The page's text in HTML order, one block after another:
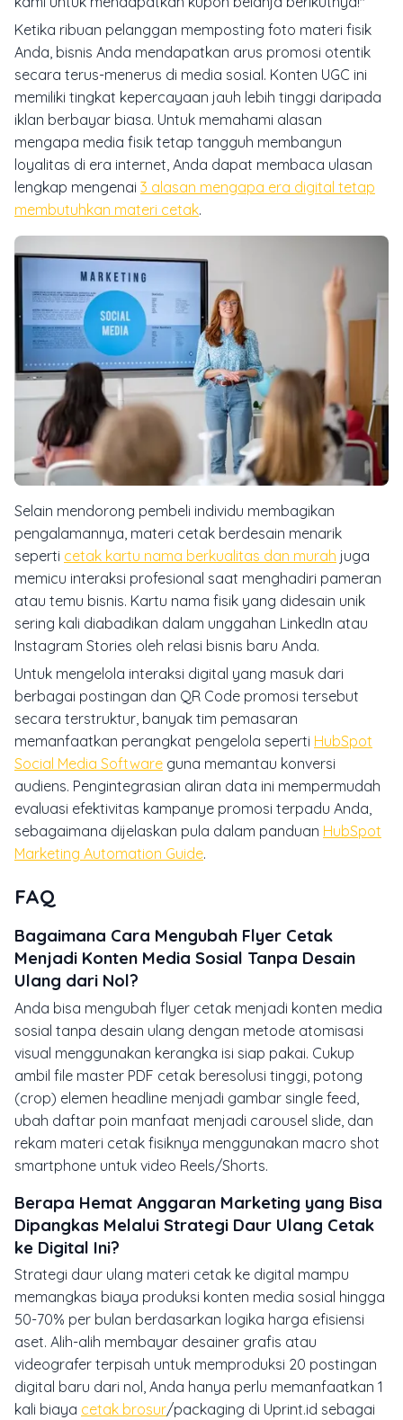
Ketika ribuan pelanggan memposting foto materi fisik
Anda, bisnis Anda mendapatkan arus promosi otentik
secara terus-menerus di media sosial. Konten UGC ini
memiliki tingkat kepercayaan jauh lebih tinggi daripada
iklan berbayar biasa. Untuk memahami alasan
mengapa media fisik tetap tangguh membangun
loyalitas di era internet, Anda dapat membaca ulasan
lengkap mengenai 3 alasan mengapa era digital tetap
membutuhkan materi cetak.
Selain mendorong pembeli individu membagikan
pengalamannya, materi cetak berdesain menarik
seperti cetak kartu nama berkualitas dan murah juga
memicu interaksi profesional saat menghadiri pameran
atau temu bisnis. Kartu nama fisik yang didesain unik
sering kali diabadikan dalam unggahan LinkedIn atau
Instagram Stories oleh relasi bisnis baru Anda.
Untuk mengelola interaksi digital yang masuk dari
berbagai postingan dan QR Code promosi tersebut
secara terstruktur, banyak tim pemasaran
memanfaatkan perangkat pengelola seperti HubSpot
Social Media Software guna memantau konversi
audiens. Pengintegrasian aliran data ini mempermudah
evaluasi efektivitas kampanye promosi terpadu Anda,
sebagaimana dijelaskan pula dalam panduan HubSpot
Marketing Automation Guide.
FAQ
Bagaimana Cara Mengubah Flyer Cetak
Menjadi Konten Media Sosial Tanpa Desain
Ulang dari Nol?
Anda bisa mengubah flyer cetak menjadi konten media
sosial tanpa desain ulang dengan metode atomisasi
visual menggunakan kerangka isi siap pakai. Cukup
ambil file master PDF cetak beresolusi tinggi, potong
(crop) elemen headline menjadi gambar single feed,
ubah daftar poin manfaat menjadi carousel slide, dan
rekam materi cetak fisiknya menggunakan macro shot
smartphone untuk video Reels/Shorts.
Berapa Hemat Anggaran Marketing yang Bisa
Dipangkas Melalui Strategi Daur Ulang Cetak
ke Digital Ini?
Strategi daur ulang materi cetak ke digital mampu
memangkas biaya produksi konten media sosial hingga
50-70% per bulan berdasarkan logika harga efisiensi
aset. Alih-alih membayar desainer grafis atau
videografer terpisah untuk memproduksi 20 postingan
digital baru dari nol, Anda hanya perlu memanfaatkan 1
kali biaya cetak brosur/packaging di Uprint.id sebagai